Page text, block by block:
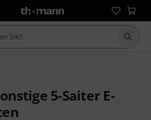
Suche
5-Saiter E-